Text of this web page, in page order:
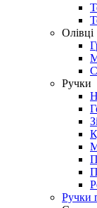
Олівці
Ручки
Ручки